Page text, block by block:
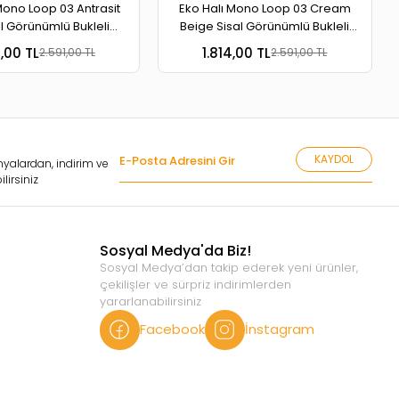
Loop 03 Antrasit
Görünümlü Bukleli
Yıkanabilir Halı
TL2.591,00 TL
Eko Halı Mono Loop 03 Cream
Beige Sisal Görünümlü Bukleli
Kaymaz Tabanlı Yıkanabilir Halı
1.814,00 TL2.591,00 TL
indirim ve
KAYDOL
Sosyal Medya'da Biz!
Sosyal Medya’dan takip ederek yeni ürünler,
çekilişler ve sürpriz indirimlerden
yararlanabilirsiniz
Facebook İnstagram